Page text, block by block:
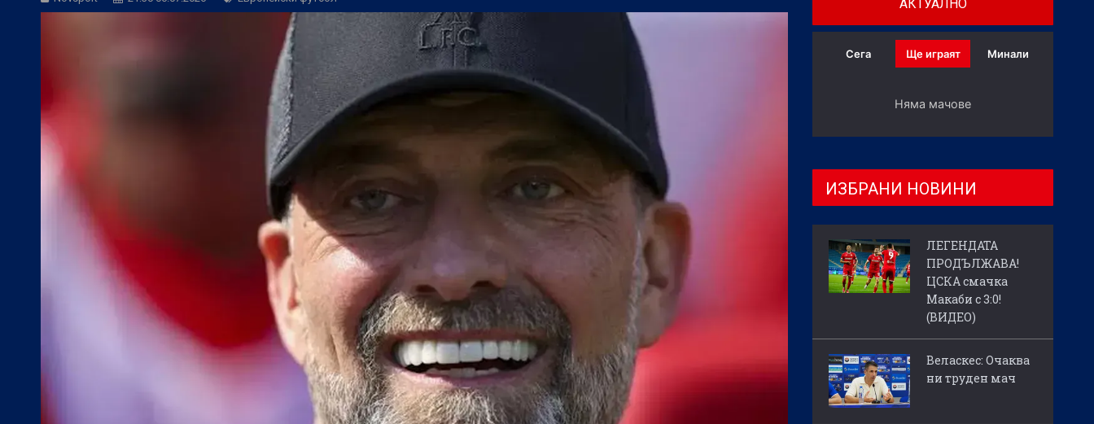
БГ Футбол:Веласкес: Очаква ни труден мач
Официално: Реал (Мадрид) обяви най-скъпия трансфер в историята си
АКТУАЛНО
Сега Ще играят Минали
Няма мачове
ИЗБРАНИ НОВИНИ
ЛЕГЕНДАТА
ПРОДЪЛЖАВА!
ЦСКА смачка
Макаби с 3:0!
(ВИДЕО)
Веласкес: Очаква
ни труден мач